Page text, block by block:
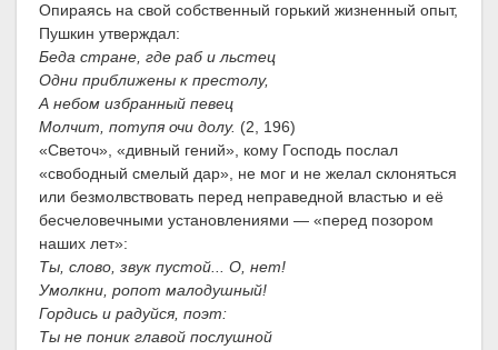
Опираясь на свой собственный горький жизненный опыт,
Пушкин утверждал:
Беда стране, где раб и льстец
Одни приближены к престолу,
А небом избранный певец
Молчит, потупя очи долу. (2, 196)
«Светоч», «дивный гений», кому Господь послал
«свободный смелый дар», не мог и не желал склоняться
или безмолвствовать перед неправедной властью и её
бесчеловечными установлениями — «перед позором
наших лет»:
Ты, слово, звук пустой... О, нет!
Умолкни, ропот малодушный!
Гордись и радуйся, поэт:
Ты не поник главой послушной